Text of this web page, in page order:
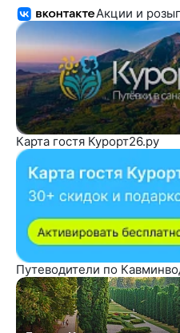
Акции и
Карта гостя Курорт26.ру
Путеводители по